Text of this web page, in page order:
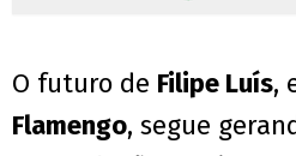
O futuro de Filipe Luís,
Flamengo, segue